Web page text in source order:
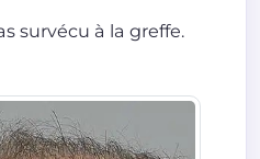
survécu à la greffe.